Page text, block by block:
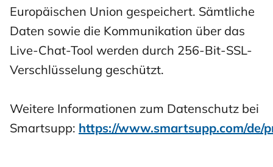
Europäischen Union gespeichert. Sämtliche
Daten sowie die Kommunikation über das
Live-Chat-Tool werden durch 256-Bit-SSL-
Verschlüsselung geschützt.
Weitere Informationen zum Datenschutz bei
Smartsupp: https://www.smartsupp.com/de/